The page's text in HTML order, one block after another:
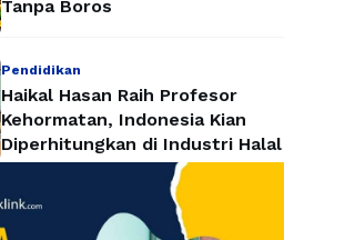
Tanpa Boros
Pendidikan
Haikal Hasan Raih Profesor
Kehormatan, Indonesia Kian
Diperhitungkan di Industri Halal